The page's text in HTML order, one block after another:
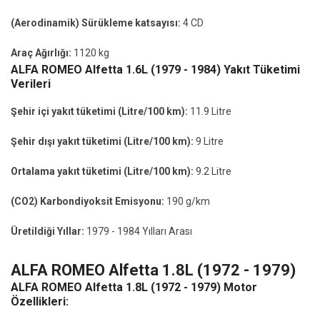
(Aerodinamik) Sürükleme katsayısı: 4 CD
Araç Ağırlığı: 1120 kg
ALFA ROMEO Alfetta 1.6L (1979 - 1984) Yakıt Tüketimi
Verileri
Şehir içi yakıt tüketimi (Litre/100 km): 11.9 Litre
Şehir dışı yakıt tüketimi (Litre/100 km): 9 Litre
Ortalama yakıt tüketimi (Litre/100 km): 9.2 Litre
(CO2) Karbondiyoksit Emisyonu: 190 g/km
Üretildiği Yıllar: 1979 - 1984 Yılları Arası
ALFA ROMEO Alfetta 1.8L (1972 - 1979)
ALFA ROMEO Alfetta 1.8L (1972 - 1979) Motor
Özellikleri: